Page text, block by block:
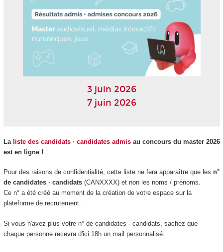
3 juin 2026
7 juin 2026
La liste des candidats · candidates admisau concours du master 2026
est en ligne !
Pour des raisons de confidentialité, cette liste ne fera apparaître que les n°
de candidates · candidats(CANXXXX) et non les noms / prénoms.
Ce n° a été créé au moment de la création de votre espace sur la
plateforme de recrutement.
Si vous n'avez plus votre n° de candidates · candidats, sachez que
chaque personne recevra d'ici 18h un mail personnalisé.